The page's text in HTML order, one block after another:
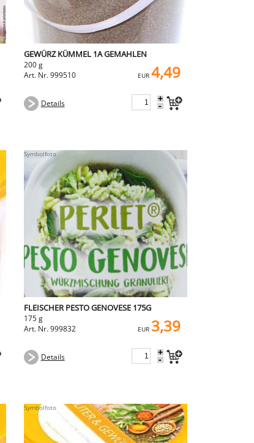
GEWÜRZ KÜMMEL 1A GEMAHLEN
200 g
Art. Nr. 999510
EUR 4,49
Details +
-
FLEISCHER PESTO GENOVESE 175G
175 g
Art. Nr. 999832
EUR 3,39
Details +
-